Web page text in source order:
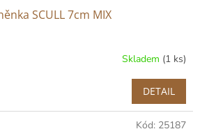
SCULL 7cm MIX
Skladem (1 ks)
DETAIL
Kód: 25187